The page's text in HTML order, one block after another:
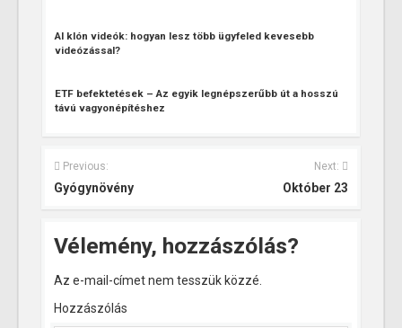
AI klón videók: hogyan lesz több ügyfeled kevesebb
videózással?
ETF befektetések – Az egyik legnépszerűbb út a hosszú
távú vagyonépítéshez
Previous:
Gyógynövény
Next:
Október 23
Vélemény, hozzászólás?
Az e-mail-címet nem tesszük közzé.
Hozzászólás